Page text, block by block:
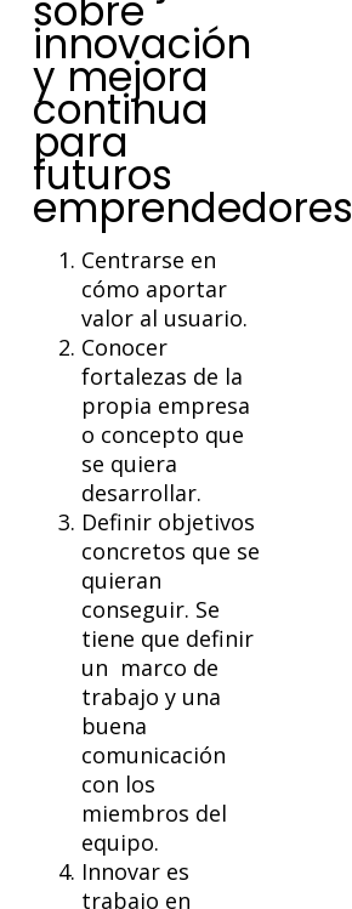
innovación
y mejora
continua
para
futuros
emprendedores
Centrarse en
cómo aportar
valor al usuario.
Conocer
fortalezas de la
propia empresa
o concepto que
se quiera
desarrollar.
Definir objetivos
concretos que se
quieran
conseguir. Se
tiene que definir
un marco de
trabajo y una
buena
comunicación
con los
miembros del
equipo.
Innovar es
trabajo en